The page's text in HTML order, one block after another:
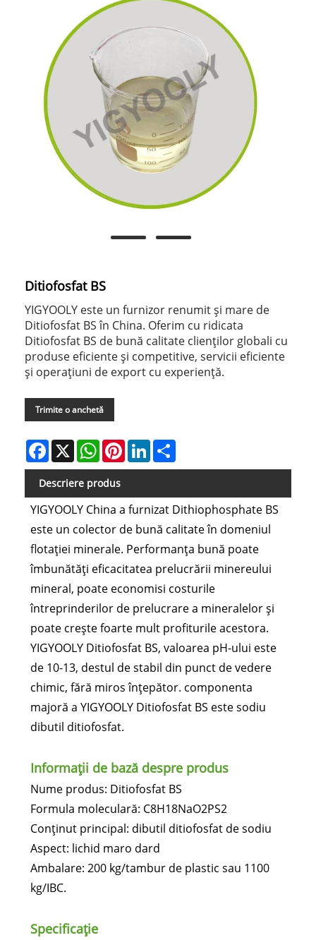
Ditiofosfat BS
YIGYOOLY este un furnizor renumit și mare de
Ditiofosfat BS în China. Oferim cu ridicata
Ditiofosfat BS de bună calitate clienților globali cu
produse eficiente și competitive, servicii eficiente
și operațiuni de export cu experiență.
Trimite o anchetă
Facebook
X WhatsAppPinterestLinkedIn
Descriere produs
YIGYOOLY China a furnizat Dithiophosphate BS
este un colector de bună calitate în domeniul
flotației minerale. Performanța bună poate
îmbunătăți eficacitatea prelucrării minereului
mineral, poate economisi costurile
întreprinderilor de prelucrare a mineralelor și
poate crește foarte mult profiturile acestora.
YIGYOOLY Ditiofosfat BS, valoarea pH-ului este
de 10-13, destul de stabil din punct de vedere
chimic, fără miros înțepător. componenta
majoră a YIGYOOLY Ditiofosfat BS este sodiu
dibutil ditiofosfat.
Informații de bază despre produs
Nume produs: Ditiofosfat BS
Formula moleculară: C8H18NaO2PS2
Conținut principal: dibutil ditiofosfat de sodiu
Aspect: lichid maro dard
Ambalare: 200 kg/tambur de plastic sau 1100
kg/IBC.
Specificație